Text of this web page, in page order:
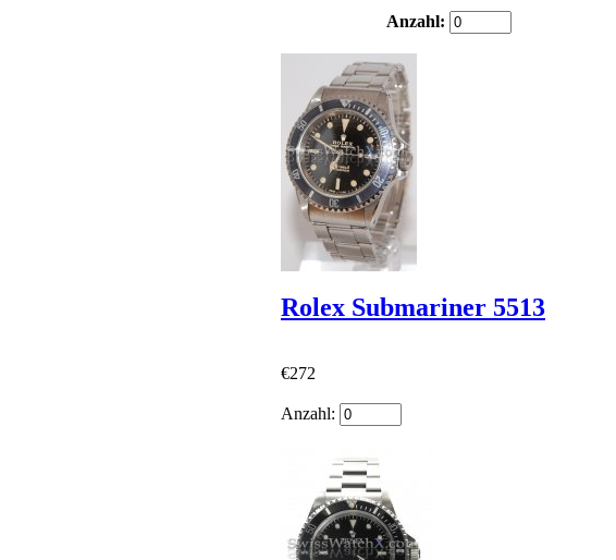
Anzahl:
Rolex Submariner 5513
€272
Anzahl: